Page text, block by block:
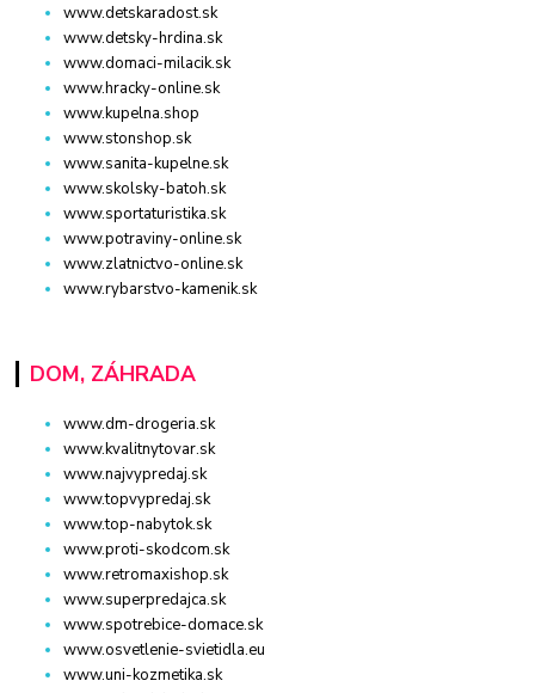
www.detskaradost.sk
www.detsky-hrdina.sk
www.domaci-milacik.sk
www.hracky-online.sk
www.kupelna.shop
www.stonshop.sk
www.sanita-kupelne.sk
www.skolsky-batoh.sk
www.sportaturistika.sk
www.potraviny-online.sk
www.zlatnictvo-online.sk
www.rybarstvo-kamenik.sk
DOM, ZÁHRADA
www.dm-drogeria.sk
www.kvalitnytovar.sk
www.najvypredaj.sk
www.topvypredaj.sk
www.top-nabytok.sk
www.proti-skodcom.sk
www.retromaxishop.sk
www.superpredajca.sk
www.spotrebice-domace.sk
www.osvetlenie-svietidla.eu
www.uni-kozmetika.sk